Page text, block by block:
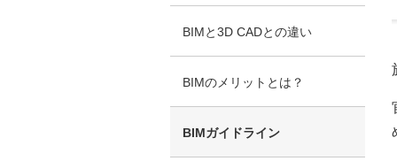
BIMと3D CADとの違い
BIMのメリットとは？
BIMガイドライン